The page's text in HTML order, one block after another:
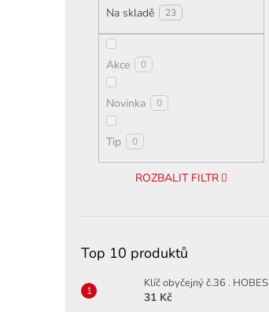
Na skladě 23
Akce 0
Novinka 0
Tip 0
ROZBALIT FILTR
Top 10 produktů
Klíč obyčejný č.36 . HOBES
31 Kč